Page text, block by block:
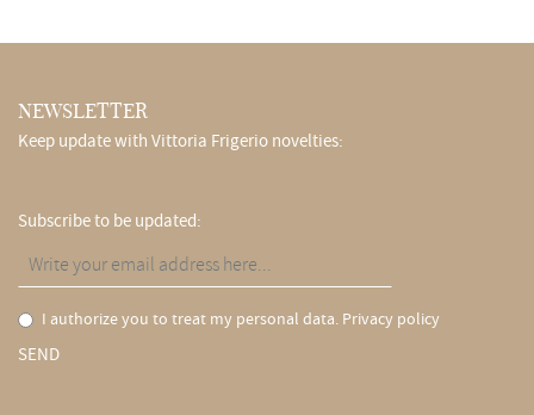
NEWSLETTER
Keep update with Vittoria Frigerio novelties:
Subscribe to be updated:
I authorize you to treat my personal data. Privacy policy
SEND